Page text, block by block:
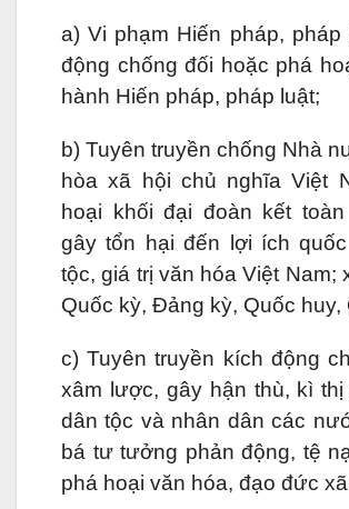
a) Vi phạm Hiến pháp, pháp
động chống đối hoặc phá
hành Hiến pháp, pháp luật;
b) Tuyên truyền chống Nhà
hòa xã hội chủ nghĩa Việt
hoại khối đại đoàn kết
gây tổn hại đến lợi ích
tộc, giá trị văn hóa Việt Nam;
Quốc kỳ, Đảng kỳ, Quốc huy,
c) Tuyên truyền kích động
xâm lược, gây hận thù, kì
dân tộc và nhân dân các
bá tư tưởng phản động, tệ
phá hoại văn hóa, đạo đức